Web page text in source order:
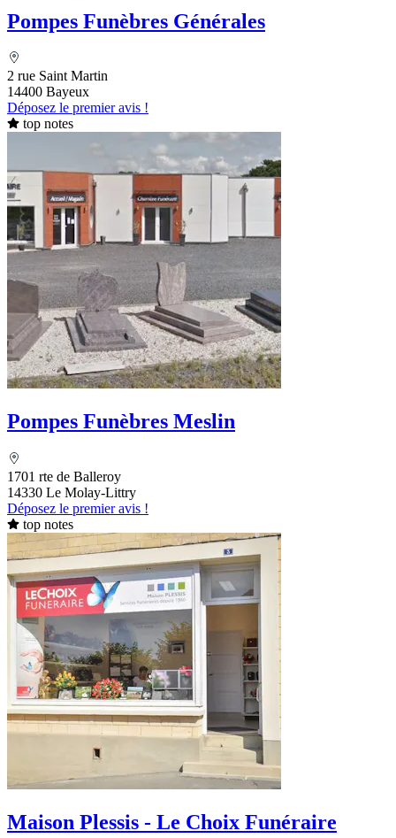
Pompes Funèbres Générales
2 rue Saint Martin
14400 Bayeux
Déposez le premier avis !
top notes
Pompes Funèbres Meslin
1701 rte de Balleroy
14330 Le Molay-Littry
Déposez le premier avis !
top notes
Maison Plessis - Le Choix Funéraire